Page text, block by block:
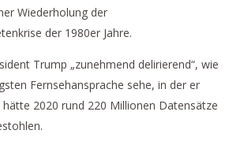
Wiederholung der
der 1980er Jahre.
Trump „zunehmend delirierend“, wie
Fernsehansprache sehe, in der er
2020 rund 220 Millionen Datensätze